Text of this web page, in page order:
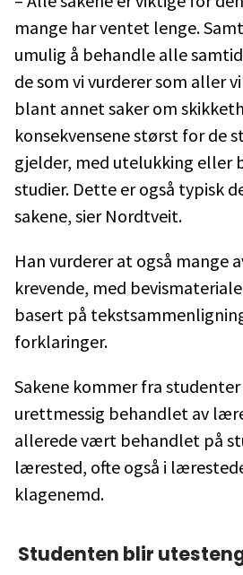
mange har ventet lenge.
umulig å behandle alle
de som vi vurderer som aller
blant annet saker om
konsekvensene størst for de
gjelder, med utelukking eller
studier. Dette er også typisk
sakene, sier Nordtveit.
Han vurderer at også mange
krevende, med
basert på
forklaringer.
Sakene kommer fra
urettmessig behandlet av
allerede vært behandlet på
lærested, ofte også i
klagenemd.
Studenten blir